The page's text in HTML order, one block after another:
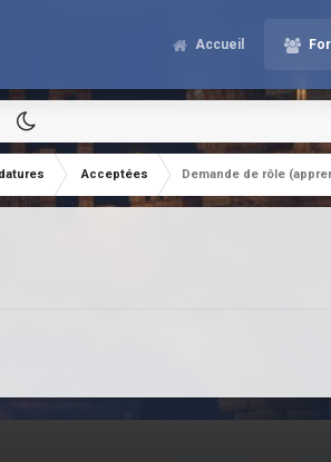
Accueil
Acceptées
Demande de rôle